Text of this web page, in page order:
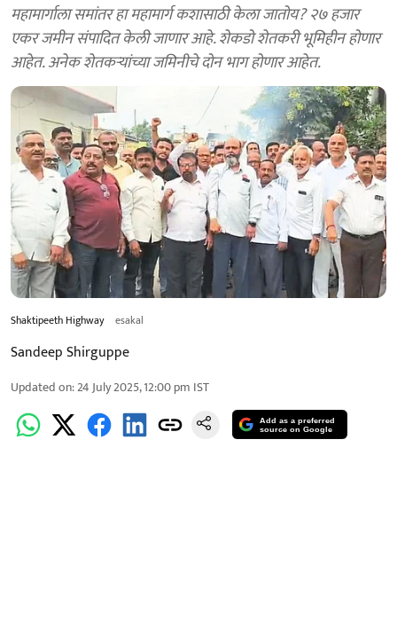
महामार्गाला समांतर हा महामार्ग कशासाठी केला जातोय? २७ हजार
एकर जमीन संपादित केली जाणार आहे. शेकडो शेतकरी भूमिहीन होणार
आहेत. अनेक शेतकऱ्यांच्या जमिनीचे दोन भाग होणार आहेत.
Shaktipeeth Highway esakal
Sandeep Shirguppe
Updated on:24 July 2025, 12:00 pm IST
Add as a preferred
source on Google